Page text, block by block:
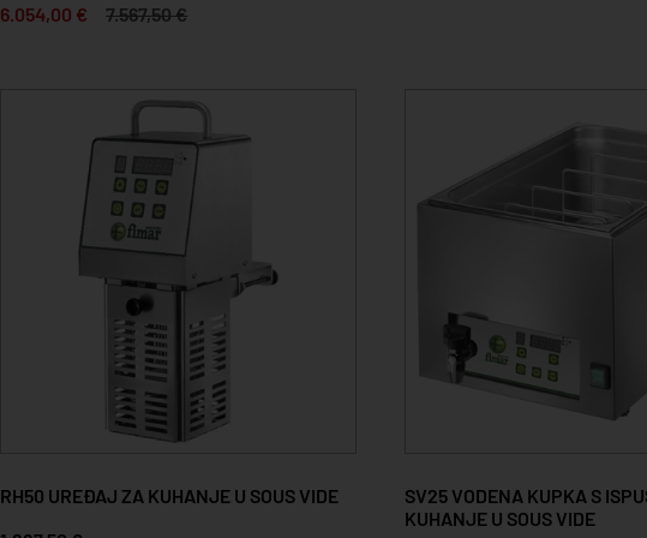
6.054,00 € 7.567,50 €
RH50 UREĐAJ ZA KUHANJE U SOUS VIDE
SV25 VODENA KUPKA S
KUHANJE U SOUS VIDE